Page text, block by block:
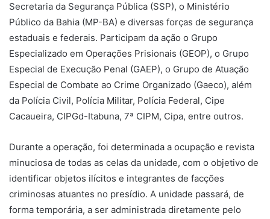
Secretaria da Segurança Pública (SSP), o Ministério
Público da Bahia (MP-BA) e diversas forças de segurança
estaduais e federais. Participam da ação o Grupo
Especializado em Operações Prisionais (GEOP), o Grupo
Especial de Execução Penal (GAEP), o Grupo de Atuação
Especial de Combate ao Crime Organizado (Gaeco), além
da Polícia Civil, Polícia Militar, Polícia Federal, Cipe
Cacaueira, CIPGd-Itabuna, 7ª CIPM, Cipa, entre outros.
Durante a operação, foi determinada a ocupação e revista
minuciosa de todas as celas da unidade, com o objetivo de
identificar objetos ilícitos e integrantes de facções
criminosas atuantes no presídio. A unidade passará, de
forma temporária, a ser administrada diretamente pelo